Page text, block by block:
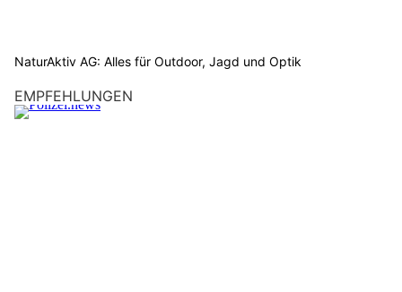
NaturAktiv AG: Alles für Outdoor, Jagd und Optik
EMPFEHLUNGEN